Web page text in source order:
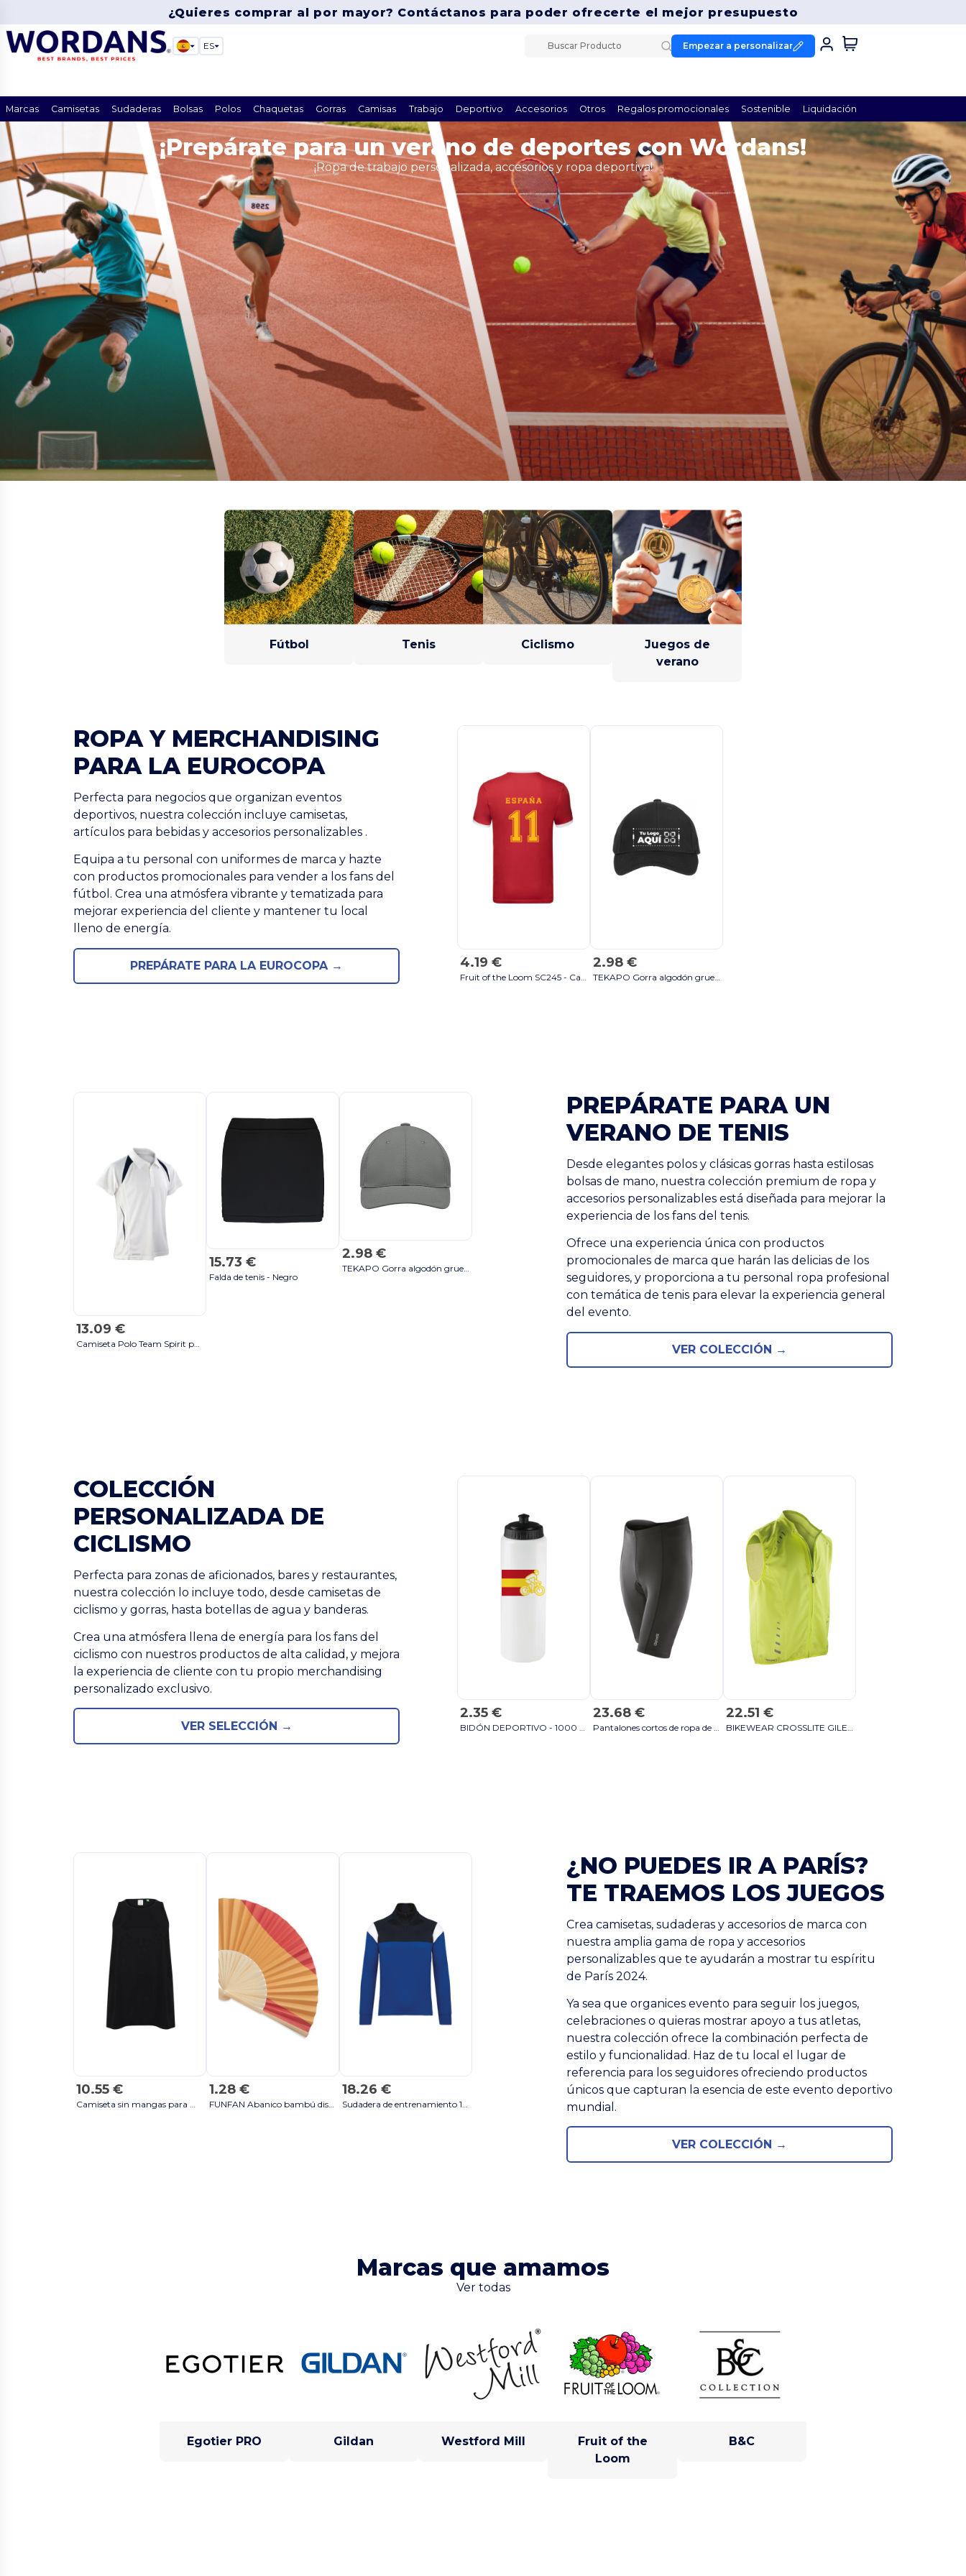
¿Quieres comprar al por mayor? Contáctanos para poder ofrecerte el mejor presupuesto
ES Empezar a personalizar
Marcas Camisetas Sudaderas Bolsas Polos Chaquetas Gorras Camisas Trabajo Deportivo Accesorios Otros Regalos promocionales Sostenible Liquidación
¡Prepárate para un verano de deportes con Wordans!
¡Ropa de trabajo personalizada, accesorios y ropa deportiva!
Fútbol Tenis Ciclismo
Juegos de
verano
ROPA Y MERCHANDISING
PARA LA EUROCOPA
4.19 €
Fruit of the Loom SC245 - Camiseta Ringer Hombre 100% Algodón
2.98 €
TEKAPO Gorra algodón grueso - GiftRetail MO9643 negro
Perfecta para negocios que organizan eventos
deportivos, nuestra colección incluye camisetas,
artículos para bebidas y accesorios personalizables .
Equipa a tu personal con uniformes de marca y hazte
con productos promocionales para vender a los fans del
fútbol. Crea una atmósfera vibrante y tematizada para
mejorar experiencia del cliente y mantener tu local
lleno de energía.
PREPÁRATE PARA LA EUROCOPA →
PREPÁRATE PARA UN
VERANO DE TENIS
13.09 €
15.73 €
Falda de tenis - Negro
2.98 €
TEKAPO Gorra algodón grueso - GiftRetail MO9643 negro
Desde elegantes polos y clásicas gorras hasta estilosas
bolsas de mano, nuestra colección premium de ropa y
accesorios personalizables está diseñada para mejorar la
experiencia de los fans del tenis.
Ofrece una experiencia única con productos
promocionales de marca que harán las delicias de los
seguidores, y proporciona a tu personal ropa profesional
con temática de tenis para elevar la experiencia general
del evento.
VER COLECCIÓN →
COLECCIÓN
PERSONALIZADA DE
CICLISMO
2.35 € 23.68 € 22.51 €
Perfecta para zonas de aficionados, bares y restaurantes,
nuestra colección lo incluye todo, desde camisetas de
ciclismo y gorras, hasta botellas de agua y banderas.
Crea una atmósfera llena de energía para los fans del
ciclismo con nuestros productos de alta calidad, y mejora
la experiencia de cliente con tu propio merchandising
personalizado exclusivo.
VER SELECCIÓN →
¿NO PUEDES IR A PARÍS?
TE TRAEMOS LOS JUEGOS
10.55 € 1.28 € 18.26 €
Crea camisetas, sudaderas y accesorios de marca con
nuestra amplia gama de ropa y accesorios
personalizables que te ayudarán a mostrar tu espíritu
de París 2024.
Ya sea que organices evento para seguir los juegos,
celebraciones o quieras mostrar apoyo a tus atletas,
nuestra colección ofrece la combinación perfecta de
estilo y funcionalidad. Haz de tu local el lugar de
referencia para los seguidores ofreciendo productos
únicos que capturan la esencia de este evento deportivo
mundial.
VER COLECCIÓN →
Marcas que amamos
Ver todas
Egotier PRO Gildan Westford Mill
Fruit of the
Loom
B&C